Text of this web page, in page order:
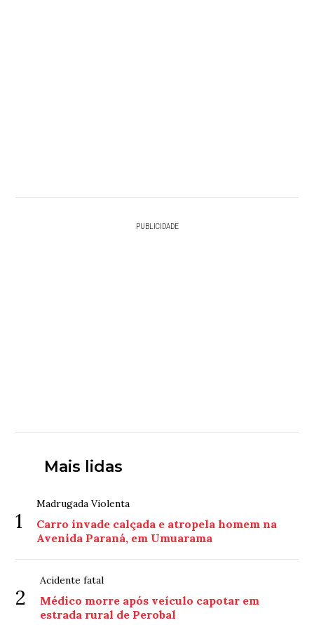
PUBLICIDADE
Mais lidas
1
Madrugada Violenta
Carro invade calçada e atropela homem na
Avenida Paraná, em Umuarama
2
Acidente fatal
Médico morre após veículo capotar em
estrada rural de Perobal